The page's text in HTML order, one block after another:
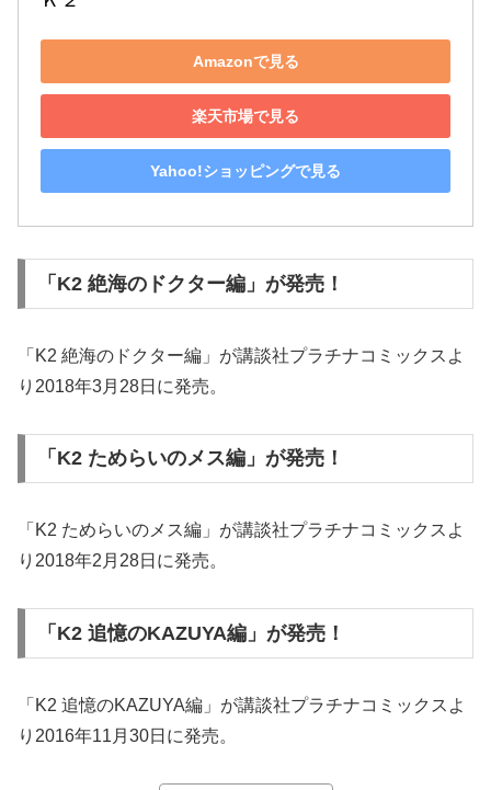
Amazonで見る
楽天市場で見る
Yahoo!ショッピングで見る
「K2 絶海のドクター編」が発売！
「K2 絶海のドクター編」が講談社プラチナコミックスよ
り2018年3月28日に発売。
「K2 ためらいのメス編」が発売！
「K2 ためらいのメス編」が講談社プラチナコミックスよ
り2018年2月28日に発売。
「K2 追憶のKAZUYA編」が発売！
「K2 追憶のKAZUYA編」が講談社プラチナコミックスよ
り2016年11月30日に発売。